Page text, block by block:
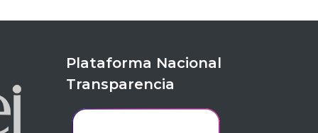
Plataforma Nacional
Transparencia